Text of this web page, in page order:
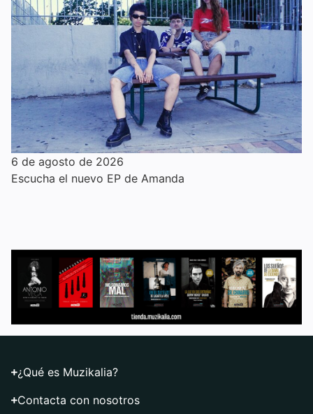
6 de agosto de 2026
Escucha el nuevo EP de Amanda
¿Qué es Muzikalia?
Contacta con nosotros